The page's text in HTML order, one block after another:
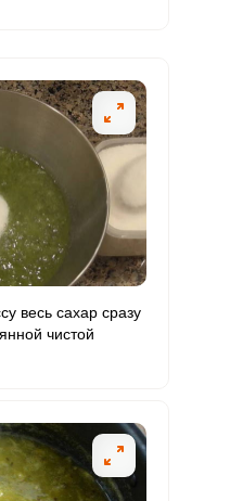
весь сахар сразу
чистой